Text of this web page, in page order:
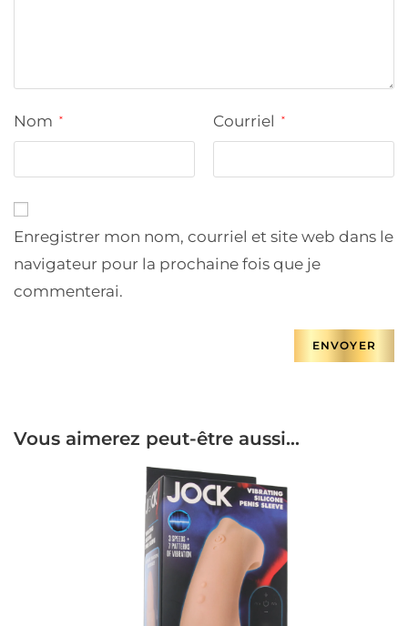
Nom * Courriel *
Enregistrer mon nom, courriel et site web dans le
navigateur pour la prochaine fois que je
commenterai.
Vous aimerez peut-être aussi…